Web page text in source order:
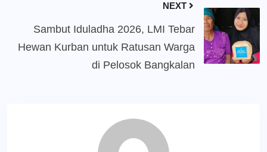
NEXT
Sambut Iduladha 2026, LMI Tebar
Hewan Kurban untuk Ratusan Warga
di Pelosok Bangkalan